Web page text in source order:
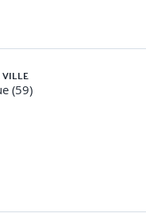
VILLE
(59)